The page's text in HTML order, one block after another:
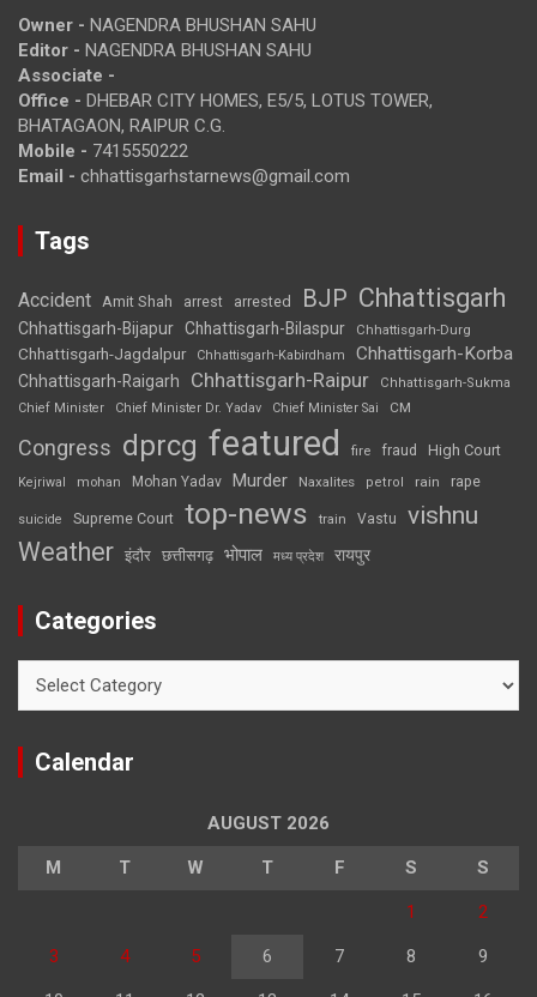
Owner - NAGENDRA BHUSHAN SAHU
Editor - NAGENDRA BHUSHAN SAHU
Associate -
Office - DHEBAR CITY HOMES, E5/5, LOTUS TOWER,
BHATAGAON, RAIPUR C.G.
Mobile - 7415550222
Email - chhattisgarhstarnews@gmail.com
Tags
Accident Amit Shah arrest arrested BJP Chhattisgarh
Chhattisgarh-Bijapur Chhattisgarh-Bilaspur Chhattisgarh-Durg
Chhattisgarh-Jagdalpur Chhattisgarh-Kabirdham Chhattisgarh-Korba
Chhattisgarh-Raigarh Chhattisgarh-Raipur
Chhattisgarh-Sukma
Chief Minister
Chief Minister Dr. Yadav Chief Minister Sai CM
Congress dprcg featured fire fraud High Court
Kejriwal mohan Mohan Yadav Murder Naxalites petrol rain rape
suicide Supreme Court top-news train Vastu vishnu
Weather इंदौर छत्तीसगढ़ भोपाल मध्य प्रदेश रायपुर
Categories
Calendar
AUGUST 2026
M T W T F S S
1 2
3 4 5 6 7 8 9